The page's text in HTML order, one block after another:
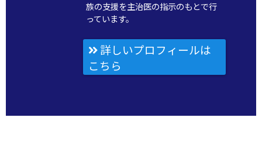
族の支援を主治医の指示のもとで行
っています。
詳しいプロフィールは
こちら